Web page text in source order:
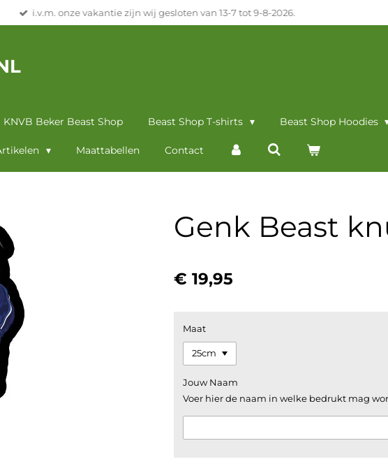
i.v.m. onze vakantie zijn wij gesloten van 13-7 tot 9-8-2026.
KNVB Beker Beast Shop Beast Shop T-shirts Beast Shop Hoodies
Maattabellen Contact
Genk Beast
€ 19,95
Maat
Jouw Naam
Voer hier de naam in welke bedrukt mag